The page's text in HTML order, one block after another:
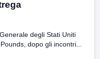
degli Stati Uniti
dopo gli incontri...